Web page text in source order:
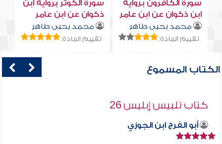
سورة الكافرون برواية
ابن ذكوان عن ابن عامر
محمد يحيى طاهر
تقييم المادة:
سورة الكوثر برواية ابن
ذكوان عن ابن عامر
محمد يحيى طاهر
تقييم المادة:
الكتاب المسموع
كتاب تلبيس إبليس 26
أبو الفرج ابن الجوزي